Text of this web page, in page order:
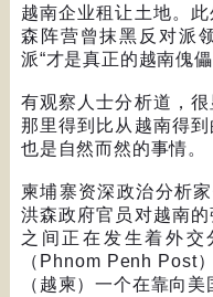
越南企业租让土地。
森阵营曾抹黑反对派
派“才是真正的越南傀儡
有观察人士分析道，
那里得到比从越南得
也是自然而然的事情。
柬埔寨资深政治分析
洪森政府官员对越南
之间正在发生着外交
（ Phnom Penh Post
（越柬）一个在靠向